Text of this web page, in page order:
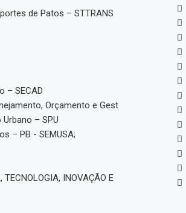
de Patos – STTRANS
– SECAD
Orçamento e Gest
– SPU
– PB - SEMUSA;
TECNOLOGIA, INOVAÇÃO E